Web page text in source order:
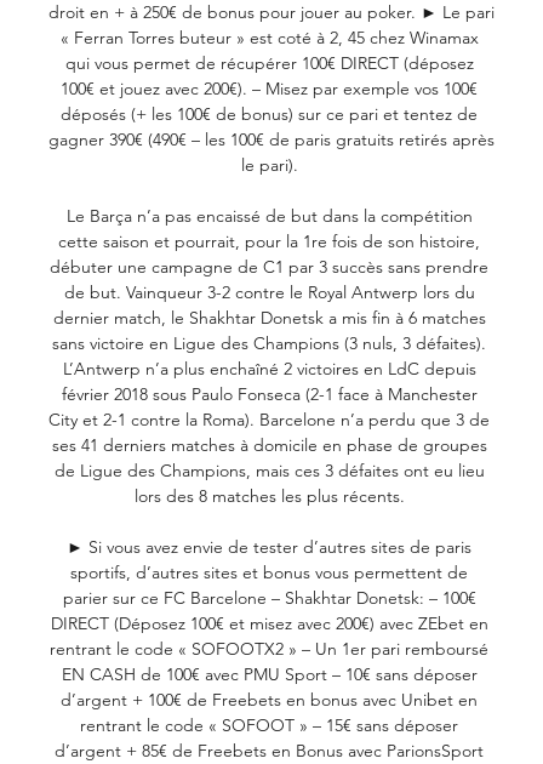
droit en + à 250€ de bonus pour jouer au poker. ► Le pari
« Ferran Torres buteur » est coté à 2, 45 chez Winamax
qui vous permet de récupérer 100€ DIRECT (déposez
100€ et jouez avec 200€). – Misez par exemple vos 100€
déposés (+ les 100€ de bonus) sur ce pari et tentez de
gagner 390€ (490€ – les 100€ de paris gratuits retirés après
le pari).
Le Barça n’a pas encaissé de but dans la compétition
cette saison et pourrait, pour la 1re fois de son histoire,
débuter une campagne de C1 par 3 succès sans prendre
de but. Vainqueur 3-2 contre le Royal Antwerp lors du
dernier match, le Shakhtar Donetsk a mis fin à 6 matches
sans victoire en Ligue des Champions (3 nuls, 3 défaites).
L’Antwerp n’a plus enchaîné 2 victoires en LdC depuis
février 2018 sous Paulo Fonseca (2-1 face à Manchester
City et 2-1 contre la Roma). Barcelone n’a perdu que 3 de
ses 41 derniers matches à domicile en phase de groupes
de Ligue des Champions, mais ces 3 défaites ont eu lieu
lors des 8 matches les plus récents.
► Si vous avez envie de tester d’autres sites de paris
sportifs, d’autres sites et bonus vous permettent de
parier sur ce FC Barcelone – Shakhtar Donetsk: – 100€
DIRECT (Déposez 100€ et misez avec 200€) avec ZEbet en
rentrant le code « SOFOOTX2 » – Un 1er pari remboursé
EN CASH de 100€ avec PMU Sport – 10€ sans déposer
d’argent + 100€ de Freebets en bonus avec Unibet en
rentrant le code « SOFOOT » – 15€ sans déposer
d’argent + 85€ de Freebets en Bonus avec ParionsSport